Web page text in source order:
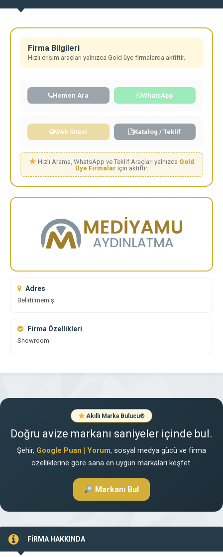
Firma Bilgileri
Hızlı erişim araçları yalnızca Gold üye firmalarda aktiftir.
Hemen Ara WhatsApp
Web Sitesi Katalog / Teklif
Hızlı Arama, WhatsApp ve Teklif Araçları yalnızca Gold
Üye Firmalar için aktiftir.
Adres
Belirtilmemiş
Firma Özellikleri
Showroom
Akıllı Marka Bulucu®
Doğru avize markanı saniyeler içinde bul.
Şehir, Google Puan | Yorum, sosyal medya gücü ve firma
özelliklerine göre sana en uygun markaları keşfet.
Markanı Bul
FİRMA HAKKINDA